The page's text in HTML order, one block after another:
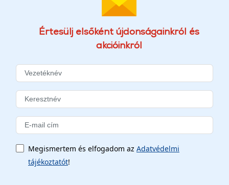
Értesülj elsőként újdonságainkról és
akcióinkról
Megismertem és elfogadom az Adatvédelmi
tájékoztatót!